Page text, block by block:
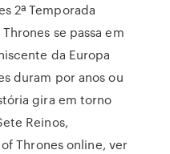
2ª Temporada
se passa em
da Europa
duram por anos ou
gira em torno
Reinos,
of Thrones online, ver